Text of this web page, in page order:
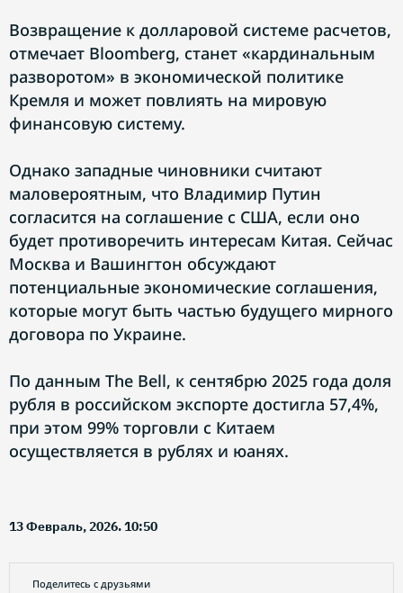
Возвращение к долларовой системе расчетов,
отмечает Bloomberg, станет «кардинальным
разворотом» в экономической политике
Кремля и может повлиять на мировую
финансовую систему.
Однако западные чиновники считают
маловероятным, что Владимир Путин
согласится на соглашение с США, если оно
будет противоречить интересам Китая. Сейчас
Москва и Вашингтон обсуждают
потенциальные экономические соглашения,
которые могут быть частью будущего мирного
договора по Украине.
По данным The Bell, к сентябрю 2025 года доля
рубля в российском экспорте достигла 57,4%,
при этом 99% торговли с Китаем
осуществляется в рублях и юанях.
13 Февраль, 2026. 10:50
Поделитесь с друзьями